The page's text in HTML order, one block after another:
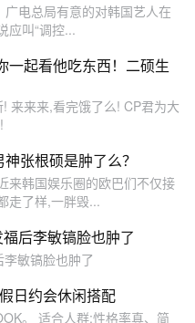
广电总局有意的对韩国艺人在
应叫“调控...
一起看他吃东西！二硕生
来来来,看完饿了么! CP君为大
张根硕是肿了么？
来韩国娱乐圈的欧巴们不仅接
走了样,一胖毁...
后李敏镐脸也肿了
敏镐脸也肿了
日约会休闲搭配
。 适合人群:性格率真、简